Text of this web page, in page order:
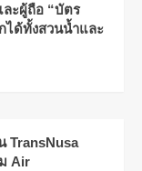
ะผู้ถือ “บัตร
ได้ทั้งสวนน้ำและ
TransNusa
Air